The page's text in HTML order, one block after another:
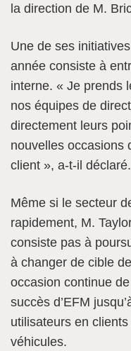
la direction de M.
Une de ses
année consiste à
interne. « Je prends
nos équipes de
directement leurs
nouvelles occasions
client », a-t-il déclaré.
Même si le secteur
rapidement, M.
consiste pas à
à changer de cible
occasion continue
succès d’EFM
utilisateurs en
véhicules.